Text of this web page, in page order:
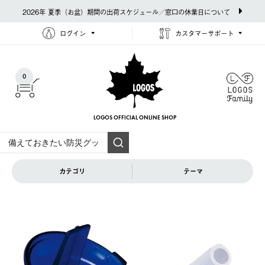
2026年 夏季（お盆）期間の出荷スケジュール／窓口の休業日について
ログイン カスタマーサポート
0
LOGOS OFFICIAL ONLINE SHOP
カテゴリ テーマ